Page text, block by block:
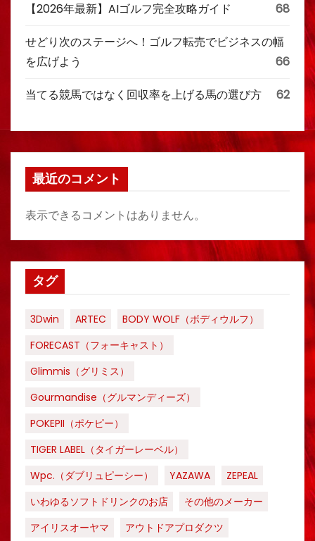
【2026年最新】AIゴルフ完全攻略ガイド 68
せどり次のステージへ！ゴルフ転売でビジネスの幅
を広げよう
66
当てる競馬ではなく回収率を上げる馬の選び方 62
最近のコメント
表示できるコメントはありません。
タグ
3Dwin ARTEC
BODY WOLF（ボディウルフ）
FORECAST（フォーキャスト）
Glimmis（グリミス）
Gourmandise（グルマンディーズ）
POKEPII（ポケピー）
TIGER LABEL（タイガーレーベル）
Wpc.（ダブリュピーシー）
YAZAWA
ZEPEAL
いわゆるソフトドリンクのお店
その他のメーカー
アイリスオーヤマ
アウトドアプロダクツ